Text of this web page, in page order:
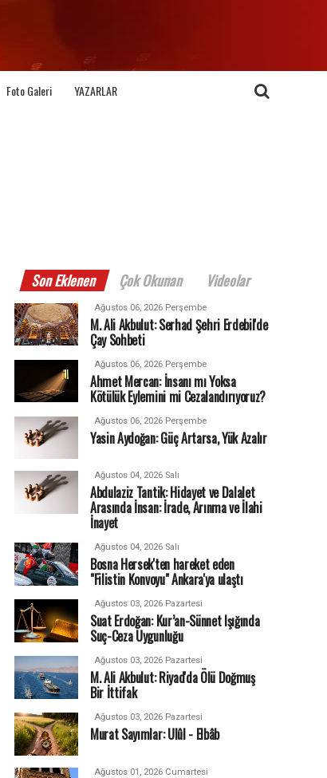
Foto Galeri YAZARLAR
Son Eklenen Çok Okunan Videolar
Ağustos 06, 2026 Perşembe
M. Ali Akbulut: Serhad Şehri Erdebil'de
Çay Sohbeti
Ağustos 06, 2026 Perşembe
Ahmet Mercan: İnsanı mı Yoksa
Kötülük Eylemini mi Cezalandırıyoruz?
Ağustos 06, 2026 Perşembe
Yasin Aydoğan: Güç Artarsa, Yük Azalır
Ağustos 04, 2026 Salı
Abdulaziz Tantik: Hidayet ve Dalalet
Arasında İnsan: İrade, Arınma ve İlahi
İnayet
Ağustos 04, 2026 Salı
Bosna Hersek'ten hareket eden
"Filistin Konvoyu" Ankara'ya ulaştı
Ağustos 03, 2026 Pazartesi
Suat Erdoğan: Kur’an-Sünnet Işığında
Suç-Ceza Uygunluğu
Ağustos 03, 2026 Pazartesi
M. Ali Akbulut: Riyad'da Ölü Doğmuş
Bir İttifak
Ağustos 03, 2026 Pazartesi
Murat Sayımlar: Ulûl - Elbâb
Ağustos 01, 2026 Cumartesi